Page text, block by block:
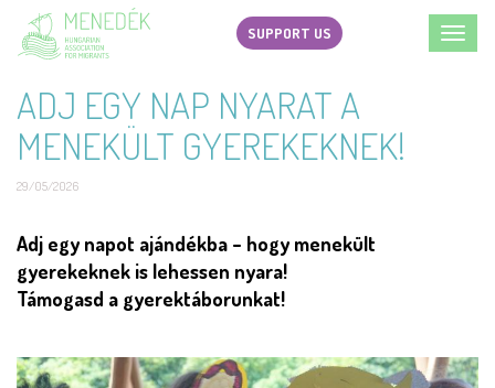
content
SUPPORT US
ADJ EGY NAP NYARAT A
MENEKÜLT GYEREKEKNEK!
29/05/2026
Short
description
Adj egy napot ajándékba – hogy menekült
gyerekeknek is lehessen nyara!
Támogasd a gyerektáborunkat!